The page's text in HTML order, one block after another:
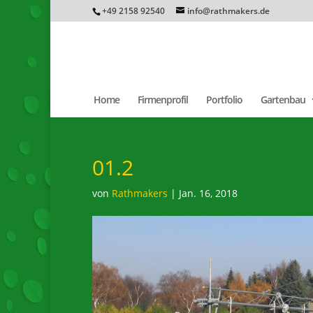
+49 2158 92540 info@rathmakers.de
Home Firmenprofil Portfolio Gartenbau
01.2
von Rathmakers | Jan. 16, 2018